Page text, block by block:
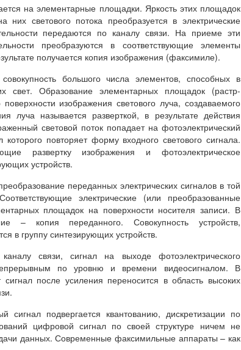
на элементарные площадки. Яркость этих площадок
светового потока преобразуется в электрические
передаются по каналу связи. На приеме эти
преобразуются в соответствующие элементы
получается копия изображения (факсимиле).
большого числа элементов, способных в
свет. Образование элементарных площадок (растр-
изображения светового луча, создаваемого
луча называется разверткой, в результате действия
световой поток попадает на фотоэлектрический
повторяет форму входного светового сигнала.
развертку изображения и фотоэлектрическое
устройств.
переданных электрических сигналов в той
электрические (или преобразованные
площадок на поверхности носителя записи. В
– копия переданного. Совокупность устройств,
в группу синтезирующих устройств.
связи, сигнал на выходе фотоэлектрического
по уровню и времени видеосигналом. В
после усиления переносится в область высоких
подвергается квантованию, дискретизации по
цифровой сигнал по своей структуре ничем не
данных. Современные факсимильные аппараты – как